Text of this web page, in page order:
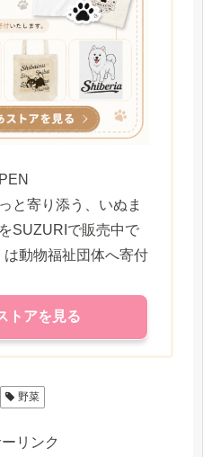
と寄り添う、いぬま
SUZURIで販売中で
動物福祉団体へ寄付
トアを見る
野菜
リンク